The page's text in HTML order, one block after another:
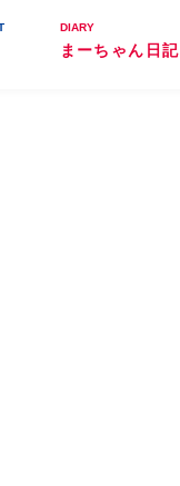
DIARY
まーちゃん日記